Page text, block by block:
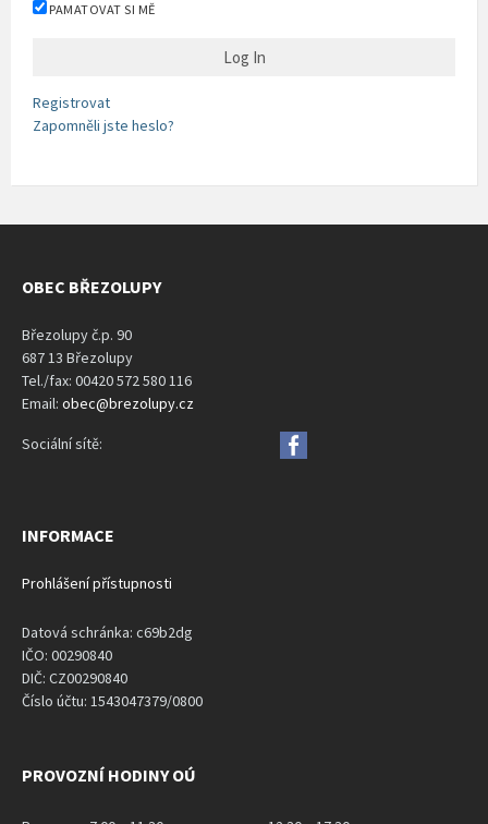
PAMATOVAT SI MĚ
Registrovat
Zapomněli jste heslo?
OBEC BŘEZOLUPY
Březolupy č.p. 90
687 13 Březolupy
Tel./fax: 00420 572 580 116
Email: obec@brezolupy.cz
Sociální sítě:
INFORMACE
Prohlášení přístupnosti
Datová schránka: c69b2dg
IČO: 00290840
DIČ: CZ00290840
Číslo účtu: 1543047379/0800
PROVOZNÍ HODINY OÚ